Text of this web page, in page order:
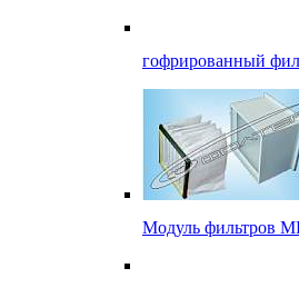
гофрированный
Модуль фильтров